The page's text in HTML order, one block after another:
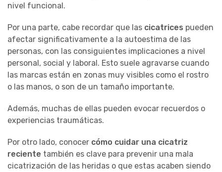
nivel funcional.
Por una parte, cabe recordar que las cicatrices pueden
afectar significativamente a la autoestima de las
personas, con las consiguientes implicaciones a nivel
personal, social y laboral. Esto suele agravarse cuando
las marcas están en zonas muy visibles como el rostro
o las manos, o son de un tamaño importante.
Además, muchas de ellas pueden evocar recuerdos o
experiencias traumáticas.
Por otro lado, conocer cómo cuidar una cicatriz
reciente también es clave para prevenir una mala
cicatrización de las heridas o que estas acaben siendo